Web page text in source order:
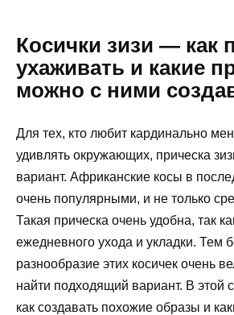
Косички зизи — как
ухаживать и какие
можно с ними
Для тех, кто любит кардинально
удивлять окружающих, прическа
вариант. Африканские косы в
очень популярными, и не только
Такая прическа очень удобна, так
ежедневного ухода и укладки. Тем
разнообразие этих косичек очень
найти подходящий вариант. В этой
как создавать похожие образы и